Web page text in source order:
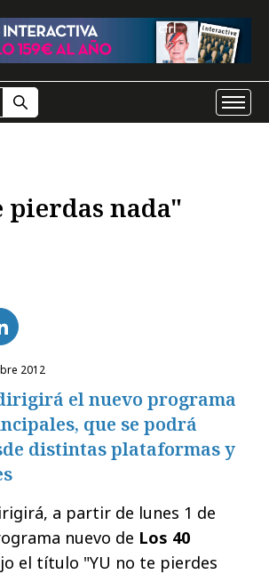
pierdas nada"
2012
el nuevo programa
que se podrá
distintas plataformas y
a partir de lunes 1 de
nuevo de Los 40
el título "YU no te pierdes